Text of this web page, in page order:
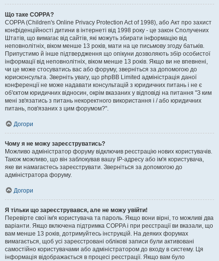
Що таке COPPA?
COPPA (Children's Online Privacy Protection Act of 1998), або Акт про захист
конфіденційності дитини в інтернеті від 1998 року - це закон Сполучених
Штатів, що вимагає від сайтів, які можуть збирати інформацію від
неповнолітніх, віком менше 13 років, мати на це письмову згоду батьків.
Припустимо й інше підтвердження що опікуни дозволяють збір особистої
інформації від неповнолітніх, віком менше 13 років. Якщо ви не впевнені,
чи це може стосуватись вас або форуму, зверніться за допомогою до
юрисконсульта. Зверніть увагу, що phpBB Limited адміністрація даної
конференції не може надавати консультацій з юридичних питань і не є
об'єктом юридичних відносин, окрім вказаних у відповіді на питання "З ким
мені зв'язатись з питань некоректного використання і / або юридичних
питань, пов'язаних з цим форумом?".
Догори
Чому я не можу зареєструватись?
Можливо адміністратор форуму відключив реєстрацію нових користувачів.
Також можливо, що він заблокував вашу IP-адресу або ім'я користувача,
яке ви намагаєтесь зареєструвати. Зверніться за допомогою до
адміністратора форуму.
Догори
Я тільки що зареєструвався, але не можу увійти!
Перевірте свої ім'я користувача та пароль. Якщо вони вірні, то можливі два
варіанти. Якщо включена підтримка COPPA і при реєстрації ви вказали, що
вам менше 13 років, дотримуйтесь інструкцій. На деяких форумах
вимагається, щоб усі зареєстровані облікові записи були активовані
самостійно користувачами або адміністратором до входу в систему. Ця
інформація відображається в процесі реєстрації. Якщо вам було